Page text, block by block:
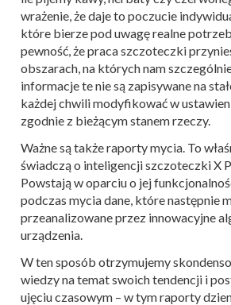
wrażenie, że daje to poczucie
które bierze pod uwagę realne
pewność, że praca szczoteczki
obszarach, na których nam
informacje te nie są zapisywane na
każdej chwili modyfikować w
zgodnie z bieżącym stanem rzeczy.
Ważne są także raporty mycia. To
świadczą o inteligencji szczoteczki X
Powstają w oparciu o jej
podczas mycia dane, które następnie
przeanalizowane przez innowacyjne
urządzenia.
W ten sposób otrzymujemy
wiedzy na temat swoich tendencji i
ujęciu czasowym – w tym raporty